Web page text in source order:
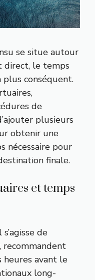
se situe autour
direct, le temps
plus conséquent.
de
plusieurs
obtenir une
nécessaire pour
finale.
et temps
de
recommandent
heures avant le
long-